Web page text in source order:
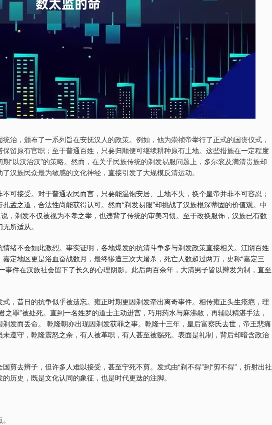
治，颁布了一系列旨在安抚汉人的政策。例如，他为崇祯帝举行了正式的国丧仪式，
留原有官职；至于普通百姓，只要归顺便可继续耕种原有土地。这些措施在一定程度
“以汉治汉”的策略。然而，在关乎民族传统的剃发易服问题上，多尔衮及满清贵族却
汉族民众最为敏感的文化神经，直接引发了大规模反清运动。
可接受。对于普通农民而言，只要能温饱安居、土地不失，换个皇帝并非不可容忍；
孟之道，合法性尚能获得认可。然而“剃发易服”却挑战了汉族根深蒂固的价值观。中
，剃发不仅被视为不孝之举，也违背了传统的审美习惯。至于改换服饰，汉族已有数
所适从。
绪不会如此激烈。事实证明，各地爆发的抗清斗争多与剃发政策直接相关。江阴百姓
定地区更是浴血奋战数月，最终惨遭三次大屠杀，死亡人数超过两万，史称“嘉定三
事件在汉族社会留下了长久的心理阴影。此后两百余年，大清男子皆以辫发为制，直至
，昔日的抗争似乎被遗忘。雍正时期更因剃发牵出离奇事件。相传雍正头生疮疤，理
罪”被处死。直到一名姓罗的道士主动进宫，巧用药水与麻沸散，再辅以精湛手法，
发而丢命。 乾隆朝亦出现因剃发获罪之事。乾隆十三年，皇后富察氏去世，帝王悲痛
遵守，乾隆震怒之余，有人被革职，有人甚至被赐死。表面是礼制，背后却暗含政治
剪去辫子，但许多人难以接受，甚至宁死不剪。发式由“剃不得”到“剪不得”，折射出社
历史，既是文化认同的象征，也是时代更迭的注脚。